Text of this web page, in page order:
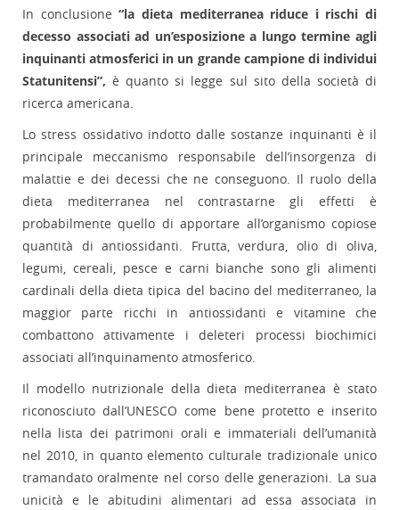
In conclusione“la dieta mediterranea riduce i rischi di
decesso associati ad un’esposizione a lungo termine agli
inquinanti atmosferici in un grande campione di individui
Statunitensi”,è quanto si legge sul sito della società di
ricerca americana.
Lo stress ossidativo indotto dalle sostanze inquinanti è il
principale meccanismo responsabile dell’insorgenza di
malattie e dei decessi che ne conseguono. Il ruolo della
dieta mediterranea nel contrastarne gli effetti è
probabilmente quello di apportare all’organismo copiose
quantità di antiossidanti. Frutta, verdura, olio di oliva,
legumi, cereali, pesce e carni bianche sono gli alimenti
cardinali della dieta tipica del bacino del mediterraneo, la
maggior parte ricchi in antiossidanti e vitamine che
combattono attivamente i deleteri processi biochimici
associati all’inquinamento atmosferico.
Il modello nutrizionale della dieta mediterranea è stato
riconosciuto dall’UNESCO come bene protetto e inserito
nella lista dei patrimoni orali e immateriali dell’umanità
nel 2010, in quanto elemento culturale tradizionale unico
tramandato oralmente nel corso delle generazioni. La sua
unicità e le abitudini alimentari ad essa associata in